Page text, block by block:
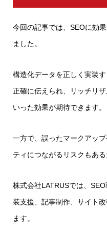
今回の記事では、SEOに効
ました。
構造化データを正しく実装
正確に伝えられ、リッチリ
いった効果が期待できます。
一方で、誤ったマークアッ
ティにつながるリスクもある
株式会社LATRUSでは、
装支援、記事制作、サイト
ます。